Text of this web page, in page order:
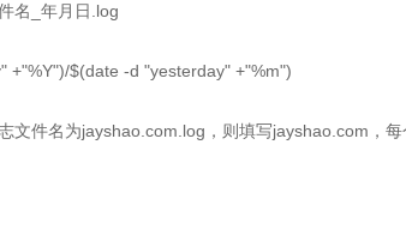
名_年月日.log
+"%Y")/$(date -d "yesterday" +"%m")
文件名为jayshao.com.log，则填写jayshao.com，每